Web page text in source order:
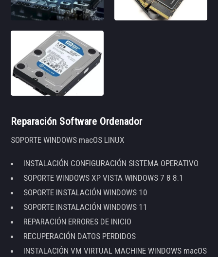
Reparación Software Ordenador
SOPORTE WINDOWS macOS LINUX
INSTALACIÓN CONFIGURACIÓN SISTEMA OPERATIVO
SOPORTE WINDOWS XP VISTA WINDOWS 7 8 8.1
SOPORTE INSTALACIÓN WINDOWS 10
SOPORTE INSTALACIÓN WINDOWS 11
REPARACIÓN ERRORES DE INICIO
RECUPERACIÓN DATOS PERDIDOS
INSTALACIÓN VM VIRTUAL MACHINE WINDOWS macOS